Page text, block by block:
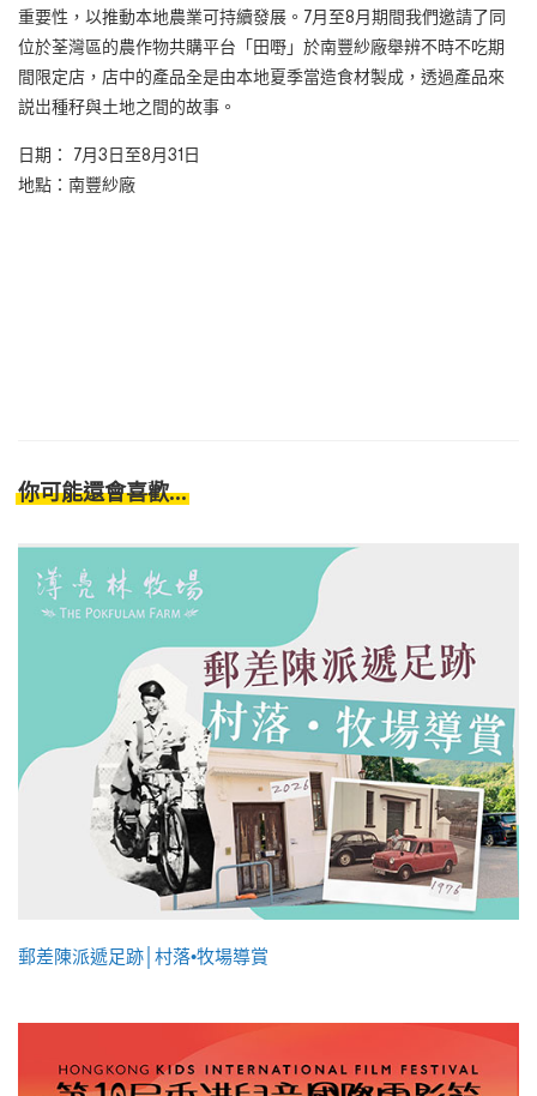
重要性，以推動本地農業可持續發展。7月至8月期間我們邀請了同
位於荃灣區的農作物共購平台「田嘢」於南豐紗廠舉辨不時不吃期
間限定店，店中的產品全是由本地夏季當造食材製成，透過產品來
説岀種秄與土地之間的故事。
日期： 7月3日至8月31日
地點：南豐紗廠
你可能還會喜歡...
郵差陳派遞足跡│村落•牧場導賞